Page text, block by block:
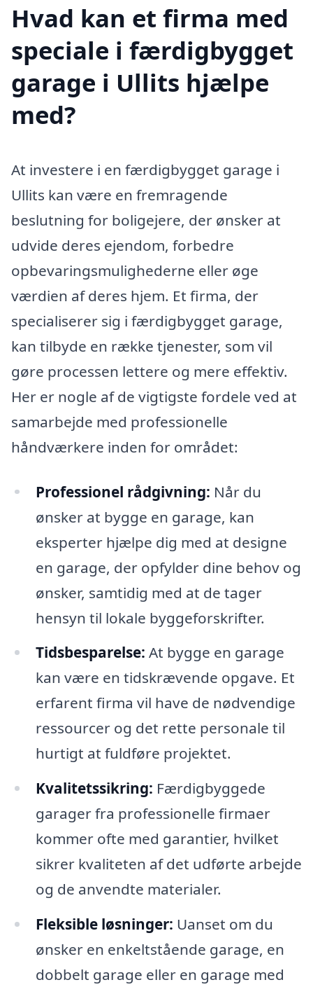
Hvad kan et firma med
speciale i færdigbygget
garage i Ullits hjælpe
med?
At investere i en færdigbygget garage i
Ullits kan være en fremragende
beslutning for boligejere, der ønsker at
udvide deres ejendom, forbedre
opbevaringsmulighederne eller øge
værdien af deres hjem. Et firma, der
specialiserer sig i færdigbygget garage,
kan tilbyde en række tjenester, som vil
gøre processen lettere og mere effektiv.
Her er nogle af de vigtigste fordele ved at
samarbejde med professionelle
håndværkere inden for området:
Professionel rådgivning: Når du
ønsker at bygge en garage, kan
eksperter hjælpe dig med at designe
en garage, der opfylder dine behov og
ønsker, samtidig med at de tager
hensyn til lokale byggeforskrifter.
Tidsbesparelse: At bygge en garage
kan være en tidskrævende opgave. Et
erfarent firma vil have de nødvendige
ressourcer og det rette personale til
hurtigt at fuldføre projektet.
Kvalitetssikring: Færdigbyggede
garager fra professionelle firmaer
kommer ofte med garantier, hvilket
sikrer kvaliteten af det udførte arbejde
og de anvendte materialer.
Fleksible løsninger: Uanset om du
ønsker en enkeltstående garage, en
dobbelt garage eller en garage med